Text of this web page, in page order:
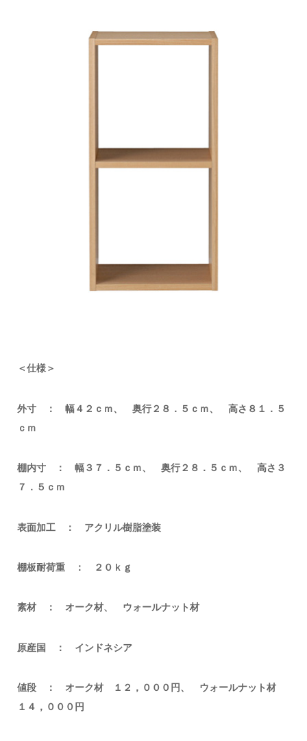
＜仕様＞
外寸 ： 幅４２ｃｍ、 奥行２８．５ｃｍ、 高さ８１．５
ｃｍ
棚内寸 ： 幅３７．５ｃｍ、 奥行２８．５ｃｍ、 高さ３
７．５ｃｍ
表面加工 ： アクリル樹脂塗装
棚板耐荷重 ： ２０ｋｇ
素材 ： オーク材、 ウォールナット材
原産国 ： インドネシア
値段 ： オーク材 １２，０００円、 ウォールナット材
１４，０００円